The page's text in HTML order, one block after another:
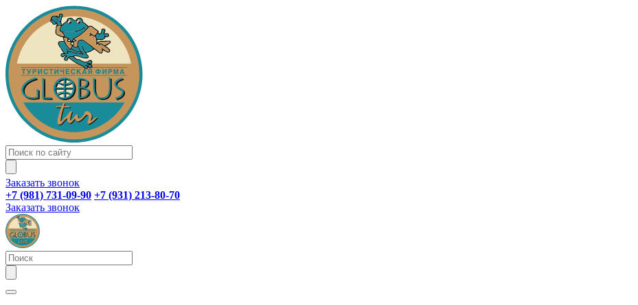
Заказать звонок
+7 (981) 731-09-90 +7 (931) 213-80-70
Заказать звонок